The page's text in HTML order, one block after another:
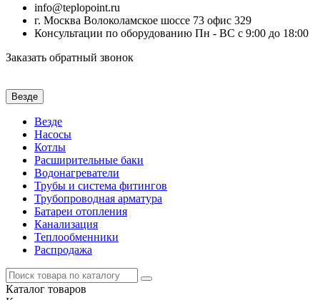
info@teplopoint.ru
г. Москва Волоколамское шоссе 73 офис 329
Консультации по оборудованию Пн - ВС с 9:00 до 18:00
Заказать обратный звонок
Везде
Везде
Насосы
Котлы
Расширительные баки
Водонагреватели
Трубы и система фитингов
Трубопроводная арматура
Батареи отопления
Канализация
Теплообменники
Распродажа
Каталог товаров